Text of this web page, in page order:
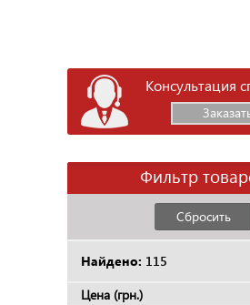
Консультация
Фильтр
Сбросить
Найдено: 115
Цена (грн.)